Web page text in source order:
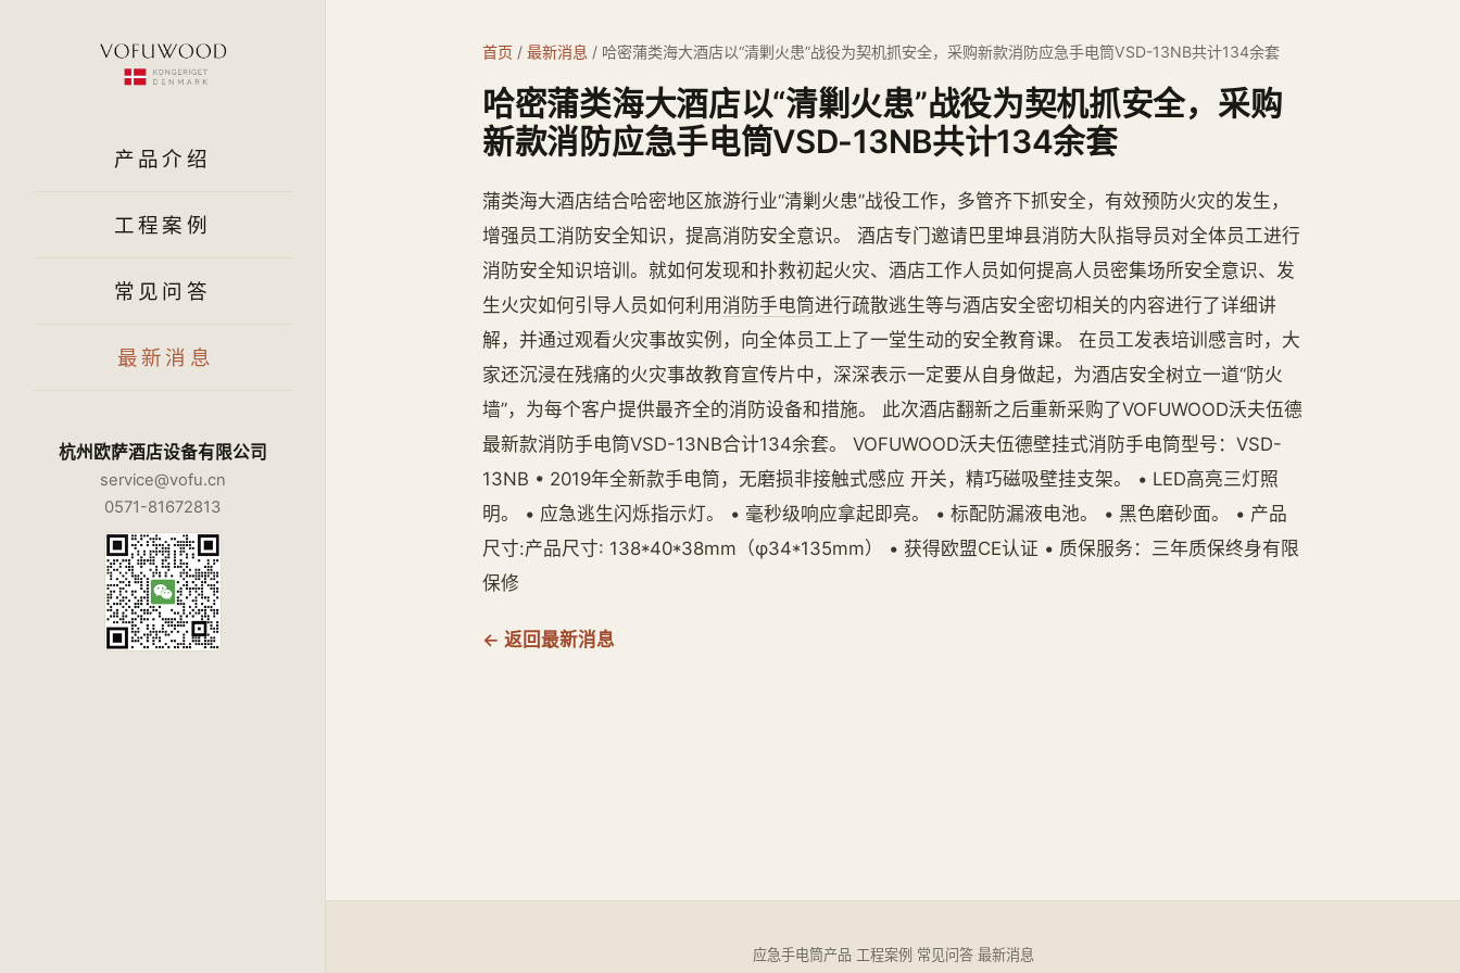
产品介绍
工程案例
常见问答
最新消息
杭州欧萨酒店设备有限公司
service@vofu.cn
0571-81672813
首页 / 最新消息 / 哈密蒲类海大酒店以“清剿火患”战役为契机抓安全，采购新款消防应急手电筒VSD-13NB共计134余套
哈密蒲类海大酒店以“清剿火患”战役为契机抓安全，采购
新款消防应急手电筒VSD-13NB共计134余套
蒲类海大酒店结合哈密地区旅游行业“清剿火患”战役工作，多管齐下抓安全，有效预防火灾的发生，
增强员工消防安全知识，提高消防安全意识。 酒店专门邀请巴里坤县消防大队指导员对全体员工进行
消防安全知识培训。就如何发现和扑救初起火灾、酒店工作人员如何提高人员密集场所安全意识、发
生火灾如何引导人员如何利用消防手电筒进行疏散逃生等与酒店安全密切相关的内容进行了详细讲
解，并通过观看火灾事故实例，向全体员工上了一堂生动的安全教育课。 在员工发表培训感言时，大
家还沉浸在残痛的火灾事故教育宣传片中，深深表示一定要从自身做起，为酒店安全树立一道“防火
墙”，为每个客户提供最齐全的消防设备和措施。 此次酒店翻新之后重新采购了VOFUWOOD沃夫伍德
最新款消防手电筒VSD-13NB合计134余套。 VOFUWOOD沃夫伍德壁挂式消防手电筒型号：VSD-
13NB • 2019年全新款手电筒，无磨损非接触式感应 开关，精巧磁吸壁挂支架。 • LED高亮三灯照
明。 • 应急逃生闪烁指示灯。 • 毫秒级响应拿起即亮。 • 标配防漏液电池。 • 黑色磨砂面。 • 产品
尺寸:产品尺寸: 138*40*38mm（φ34*135mm） • 获得欧盟CE认证 • 质保服务：三年质保终身有限
保修
← 返回最新消息
应急手电筒产品 工程案例 常见问答· 最新消息